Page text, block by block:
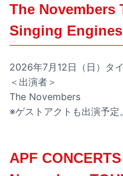
The Novembers
Singing Engines
2026年7月12日（日）タ
＜出演者＞
The Novembers
※ゲストアクトも出演予定。
APF